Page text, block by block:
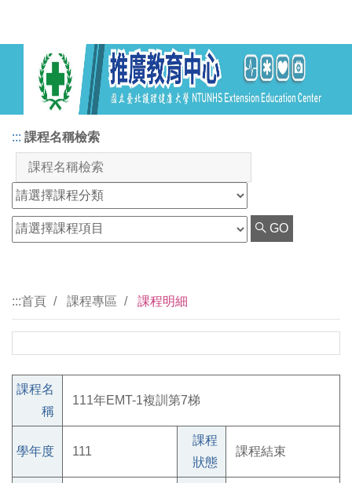
::: 課程名稱檢索
GO
:::首頁 課程專區 課程明細
課程名
稱
111年EMT-1複訓第7梯
學年度 111
課程
狀態
課程結束